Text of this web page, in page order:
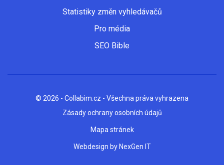
Statistiky změn vyhledávačů
Pro média
SEO Bible
© 2026 - Collabim.cz - Všechna práva vyhrazena
Zásady ochrany osobních údajů
Mapa stránek
Webdesign by NexGen IT